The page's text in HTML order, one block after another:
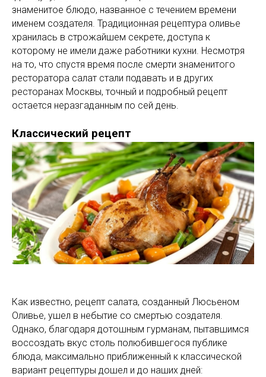
знаменитое блюдо, названное с течением времени
именем создателя. Традиционная рецептура оливье
хранилась в строжайшем секрете, доступа к
которому не имели даже работники кухни. Несмотря
на то, что спустя время после смерти знаменитого
ресторатора салат стали подавать и в других
ресторанах Москвы, точный и подробный рецепт
остается неразгаданным по сей день.
Классический рецепт
Как известно, рецепт салата, созданный Люсьеном
Оливье, ушел в небытие со смертью создателя.
Однако, благодаря дотошным гурманам, пытавшимся
воссоздать вкус столь полюбившегося публике
блюда, максимально приближенный к классической
вариант рецептуры дошел и до наших дней: